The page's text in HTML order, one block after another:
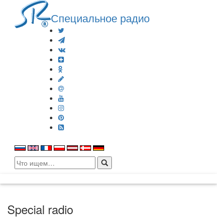
Специальное радио
Search
for:
Special radio